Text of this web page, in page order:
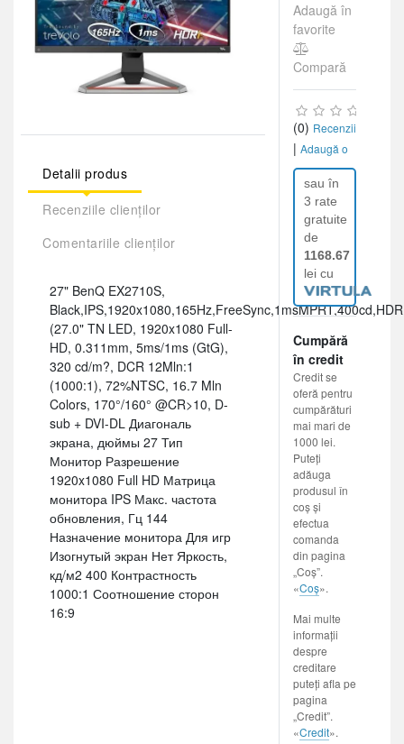
Detalii produs
Recenziile clienților
Comentariile clienților
27" BenQ EX2710S,
(27.0" TN LED, 1920x1080 Full-
HD, 0.311mm, 5ms/1ms (GtG),
320 cd/m?, DCR 12Mln:1
(1000:1), 72%NTSC, 16.7 Mln
Colors, 170°/160° @CR>10, D-
sub + DVI-DL Диагональ
экрана, дюймы 27 Тип
Монитор Разрешение
1920x1080 Full HD Матрица
монитора IPS Макс. частота
обновления, Гц 144
Назначение монитора Для игр
Изогнутый экран Нет Яркость,
кд/м2 400 Контрастность
1000:1 Соотношение сторон
16:9
Adaugă în
favorite
Compară
(0) Recenzii
| Adaugă o
recenzie
sau în
3 rate
gratuite
de
1168.67
lei cu
Cumpără
în credit
Credit se
oferă pentru
cumpărături
mai mari de
1000 lei.
Puteți
adăuga
produsul în
coș și
efectua
comanda
din pagina
„Coș”.
«Coș».
Mai multe
informații
despre
creditare
puteți afla pe
pagina
„Credit”.
«Credit».